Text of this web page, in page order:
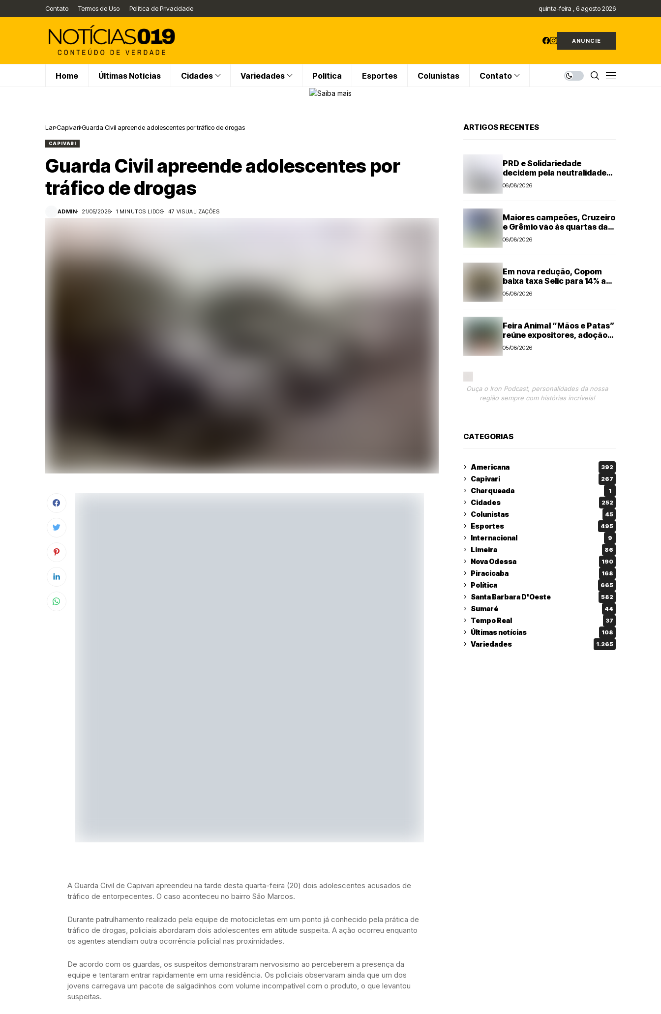
Contato Termos de Uso Política de Privacidade quinta-feira , 6 agosto 2026
ANUNCIE
Home Últimas Notícias Cidades Variedades Política Esportes Colunistas Contato
Lar Capivari Guarda Civil apreende adolescentes por tráfico de drogas
CAPIVARI
Guarda Civil apreende adolescentes por
tráfico de drogas
ADMIN 21/05/2026 1 MINUTOS LIDOS 47 VISUALIZAÇÕES
A Guarda Civil de Capivari apreendeu na tarde desta quarta-feira (20) dois adolescentes acusados de
tráfico de entorpecentes. O caso aconteceu no bairro São Marcos.
Durante patrulhamento realizado pela equipe de motocicletas em um ponto já conhecido pela prática de
tráfico de drogas, policiais abordaram dois adolescentes em atitude suspeita. A ação ocorreu enquanto
os agentes atendiam outra ocorrência policial nas proximidades.
De acordo com os guardas, os suspeitos demonstraram nervosismo ao perceberem a presença da
equipe e tentaram entrar rapidamente em uma residência. Os policiais observaram ainda que um dos
jovens carregava um pacote de salgadinhos com volume incompatível com o produto, o que levantou
suspeitas.
ARTIGOS RECENTES
PRD e Solidariedade
decidem pela neutralidade
na eleição presidencial
06/08/2026
Maiores campeões, Cruzeiro
e Grêmio vão às quartas da
Copa do Brasil
06/08/2026
Em nova redução, Copom
baixa taxa Selic para 14% ao
ano
05/08/2026
Feira Animal “Mãos e Patas”
reúne expositores, adoção
de pets e microchipagem
05/08/2026
Ouça o Iron Podcast, personalidades da nossa
região sempre com histórias incríveis!
CATEGORIAS
Americana 392
Capivari 267
Charqueada 1
Cidades 252
Colunistas 45
Esportes 495
Internacional 9
Limeira 86
Nova Odessa 190
Piracicaba 168
Política 665
Santa Barbara D'Oeste 582
Sumaré 44
Tempo Real 37
Últimas notícias 108
Variedades 1.265